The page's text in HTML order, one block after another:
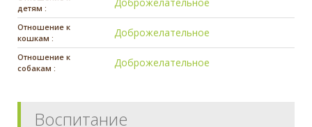
детям :
Отношение к
кошкам :
Доброжелательное
Отношение к
собакам :
Доброжелательное
Воспитание